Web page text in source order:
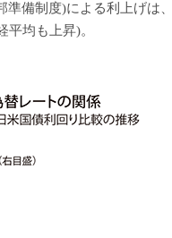
準備制度)による利上げは
平均も上昇)。